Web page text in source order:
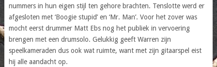
nummers in hun eigen stijl ten gehore brachten. Tenslotte werd er
afgesloten met ‘Boogie stupid’ en ‘Mr. Man’. Voor het zover was
mocht eerst drummer Matt Ebs nog het publiek in vervoering
brengen met een drumsolo. Gelukkig geeft Warren zijn
speelkameraden dus ook wat ruimte, want met zijn gitaarspel eist
hij alle aandacht op.